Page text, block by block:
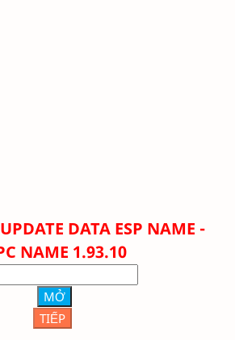
UPDATE DATA ESP NAME -
NAME 1.93.10
MỞ
TIẾP